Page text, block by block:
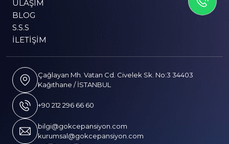
ULAŞIM
BLOG
S.S.S
İLETIŞIM
Çağlayan Mh. Vatan Cd. Civelek Sk. No:3 34403
Kağıthane / İSTANBUL
+90 212 296 66 60
bilgi@gokcepansiyon.com
kurumsal@gokcepansiyon.com